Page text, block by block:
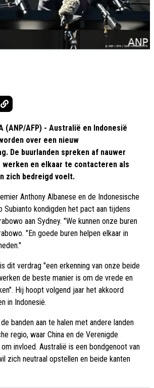
(ANP/AFP) - Australië en Indonesië
over een nieuw
De buurlanden spreken af nauwer
en elkaar te contacteren als
zich bedreigd voelt.
Anthony Albanese en de Indonesische
Subianto kondigden het pact aan tijdens
aan Sydney. "We kunnen onze buren
"En goede buren helpen elkaar in
dit verdrag "een erkenning van onze beide
de beste manier is om de vrede en
Hij hoopt volgend jaar het akkoord
in Indonesië.
banden aan te halen met andere landen
regio, waar China en de Verenigde
invloed. Australië is een bondgenoot van
zich neutraal opstellen en beide kanten